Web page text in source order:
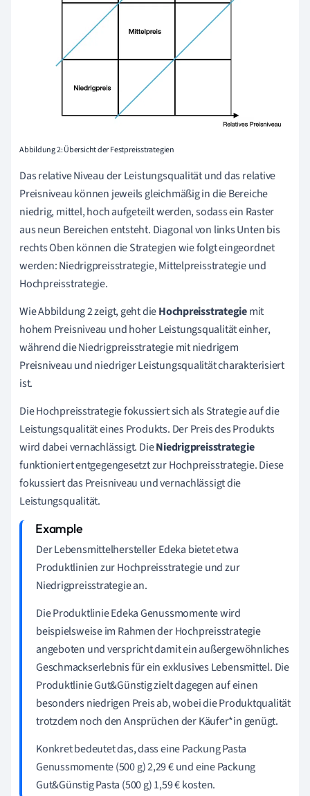
Abbildung 2: Übersicht der Festpreisstrategien
Das relative Niveau der Leistungsqualität und das relative
Preisniveau können jeweils gleichmäßig in die Bereiche
niedrig, mittel, hoch aufgeteilt werden, sodass ein Raster
aus neun Bereichen entsteht. Diagonal von links Unten bis
rechts Oben können die Strategien wie folgt eingeordnet
werden: Niedrigpreisstrategie, Mittelpreisstrategie und
Hochpreisstrategie.
Wie Abbildung 2 zeigt, geht dieHochpreisstrategiemit
hohem Preisniveau und hoher Leistungsqualität einher,
während die Niedrigpreisstrategie mit niedrigem
Preisniveau und niedriger Leistungsqualität charakterisiert
ist.
Die Hochpreisstrategie fokussiert sich als Strategie auf die
Leistungsqualität eines Produkts. Der Preis des Produkts
wird dabei vernachlässigt. DieNiedrigpreisstrategie
funktioniert entgegengesetzt zur Hochpreisstrategie. Diese
fokussiert das Preisniveau und vernachlässigt die
Leistungsqualität.
Der Lebensmittelhersteller Edeka bietet etwa
Produktlinien zur Hochpreisstrategie und zur
Niedrigpreisstrategie an.
Die Produktlinie Edeka Genussmomente wird
beispielsweise im Rahmen der Hochpreisstrategie
angeboten und verspricht damit ein außergewöhnliches
Geschmackserlebnis für ein exklusives Lebensmittel. Die
Produktlinie Gut&Günstig zielt dagegen auf einen
besonders niedrigen Preis ab, wobei die Produktqualität
trotzdem noch den Ansprüchen der Käufer*in genügt.
Konkret bedeutet das, dass eine Packung Pasta
Genussmomente (500 g) 2,29 € und eine Packung
Gut&Günstig Pasta (500 g) 1,59 € kosten.